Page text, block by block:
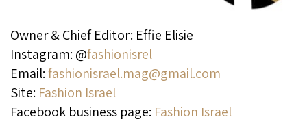
Owner & Chief Editor: Effie Elisie
Instagram: @fashionisrel
Email:fashionisrael.mag@gmail.com
Site: Fashion Israel
Facebook business page: Fashion Israel